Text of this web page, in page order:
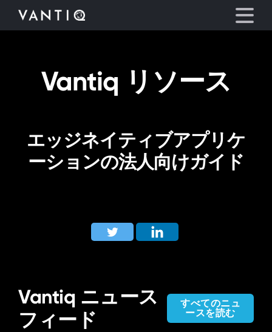
プラットフォーム
パートナーシップ
Vantiq リソース
エッジネイティブアプリケ
ーションの法人向けガイド
Vantiq ニュース
フィード
すべてのニュ
ースを読む